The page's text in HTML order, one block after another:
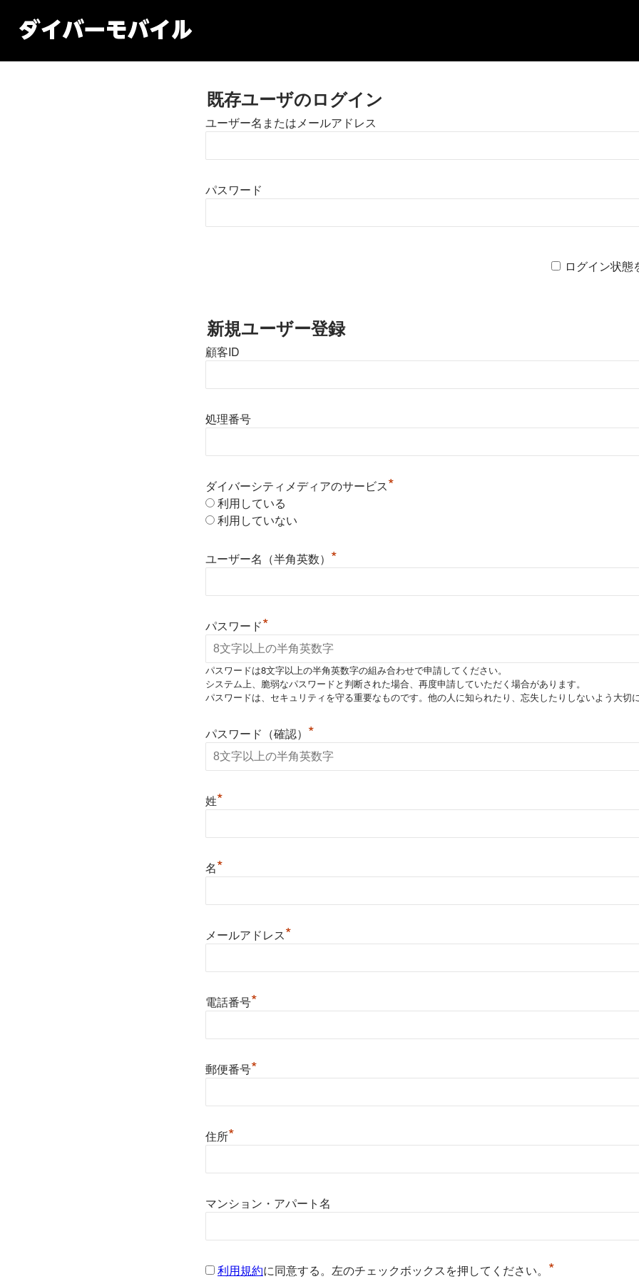
既存ユーザのログイン
ユーザー名またはメールアドレス
パスワード
ログイン状態
新規ユーザー登録
顧客ID
処理番号
ダイバーシティメディアのサービス*
利用している
利用していない
ユーザー名（半角英数） *
パスワード*
パスワードは8文字以上の半角英数字の組み合わせで申請してください。
システム上、脆弱なパスワードと判断された場合、再度申請していただく場合があります。
パスワードは、セキュリティを守る重要なものです。他の人に知られたり、忘失したりしないよう大切
パスワード（確認） *
姓*
名*
メールアドレス*
電話番号*
郵便番号*
住所*
マンション・アパート名
利用規約に同意する。左のチェックボックスを押してください。 *